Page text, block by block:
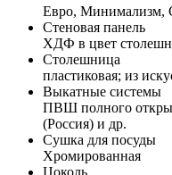
Евро, Минимализм,
Стеновая панель
ХДФ в цвет
Столешница
пластиковая; из
Выкатные системы
ПВШ полного
(Россия) и др.
Сушка для посуды
Хромированная
Цоколь